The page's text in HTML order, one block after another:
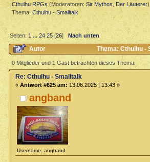
Cthulhu RPGs (Moderatoren:Sir Mythos, Der Läuterer
Thema:Cthulhu - Smalltalk
Seiten:1 ...24 25 [26] Nach unten
Autor
Thema: Cthulhu -
163319 mal)
0 Mitglieder und 1 Gast betrachten dieses Thema.
angband
Username: angband
Re: Cthulhu - Smalltalk
« Antwort #625 am: 13.06.2025 | 13:43 »